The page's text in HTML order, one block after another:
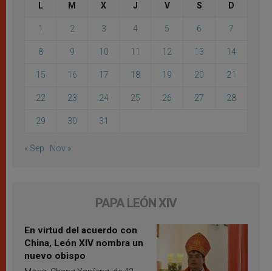
L M X J V S D
1 2 3 4 5 6 7
8 9 10 11 12 13 14
15 16 17 18 19 20 21
22 23 24 25 26 27 28
29 30 31
« Sep Nov »
PAPA LEÓN XIV
En virtud del acuerdo con
China, León XIV nombra un
nuevo obispo